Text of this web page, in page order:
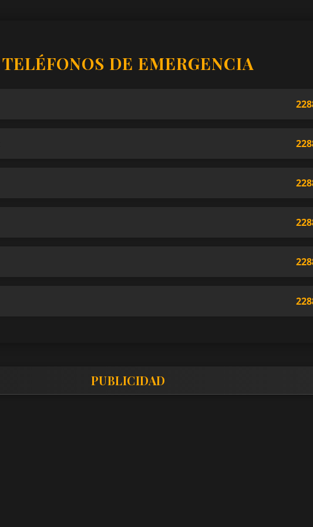
TELÉFONOS DE EMERGENCIA
PUBLICIDAD